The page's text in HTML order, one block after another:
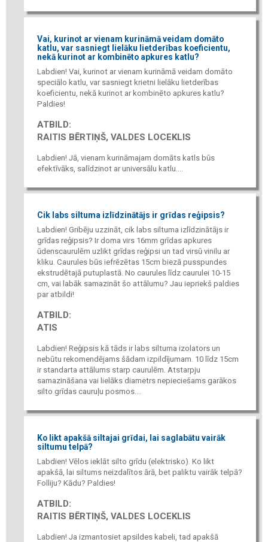
Vai, kurinot ar vienam kurināmā veidam domāto
katlu, var sasniegt lielāku lietderības koeficientu,
nekā kurinot ar kombinēto apkures katlu?
Labdien! Vai, kurinot ar vienam kurināmā veidam domāto
speciālo katlu, var sasniegt krietni lielāku lietderības
koeficientu, nekā kurinot ar kombinēto apkures katlu?
Paldies!
ATBILD:
RAITIS BĒRTIŅŠ, VALDES LOCEKLIS
Labdien! Jā, vienam kurināmajam domāts katls būs
efektīvāks, salīdzinot ar universālu katlu....
Cik labs siltuma izlīdzinātājs ir grīdas reģipsis?
Labdien! Gribēju uzzināt, cik labs siltuma izlīdzinātājs ir
grīdas reģipsis? Ir doma virs 16mm grīdas apkures
ūdenscaurulēm uzlikt grīdas reģipsi un tad virsū vinilu ar
kliku. Caurules būs iefrēzētas 15cm biezā pusspundes
ekstrudētajā putuplastā. No caurules līdz caurulei 10-15
cm, vai labāk samazināt šo attālumu? Jau iepriekš paldies
par atbildi!
ATBILD:
ATIS
Labdien! Reģipsis kā tāds ir labs siltuma izolators un
nebūtu rekomendējams šādam izpildījumam. 10 līdz 15cm
ir standarta attālums starp caurulēm. Atstarpju
samazināšana vai lielāks diametrs nepieciešams garākos
silto grīdas cauruļu posmos....
Ko likt apakšā siltajai grīdai, lai saglabātu vairāk
siltumu telpā?
Labdien! Vēlos ieklāt silto grīdu (elektrisko). Ko likt
apakšā, lai siltums neizdalītos ārā, bet paliktu vairāk telpā?
Folliju? Kādu? Paldies!
ATBILD:
RAITIS BĒRTIŅŠ, VALDES LOCEKLIS
Labdien! Ja izmantosiet apsildes kabeli, tad apakšā